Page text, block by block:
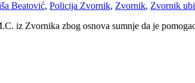
Beatović, Policija Zvornik, Zvornik, Zvornik
iz Zvornika zbog osnova sumnje da je